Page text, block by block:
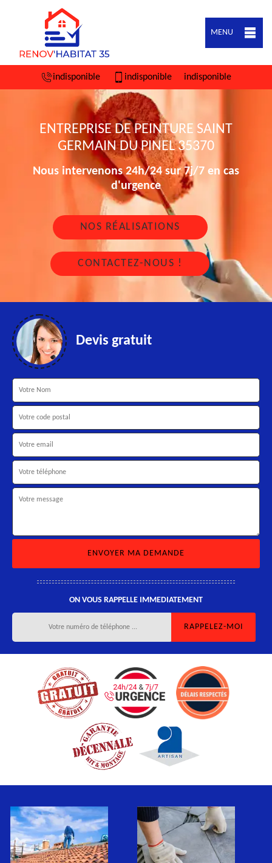
MENU
indisponible indisponible indisponible
ENTREPRISE DE PEINTURE SAINT
GERMAIN DU PINEL 35370
Nous intervenons 24h/24 sur 7j/7 en cas
d'urgence
NOS RÉALISATIONS
CONTACTEZ-NOUS !
Devis gratuit
ON VOUS RAPPELLE IMMEDIATEMENT